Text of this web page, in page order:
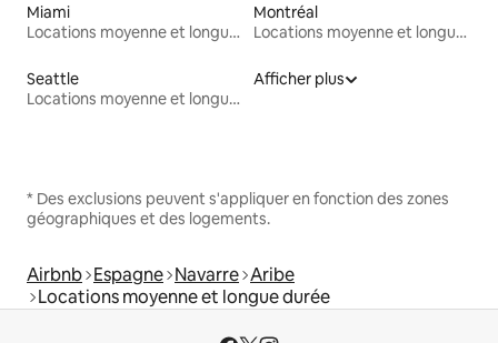
Miami
Locations moyenne et longue durée
Montréal
Locations moyenne et longue durée
Seattle
Locations moyenne et longue durée
Afficher plus
* Des exclusions peuvent s'appliquer en fonction des zones
géographiques et des logements.
Airbnb Espagne Navarre Aribe
Locations moyenne et longue durée